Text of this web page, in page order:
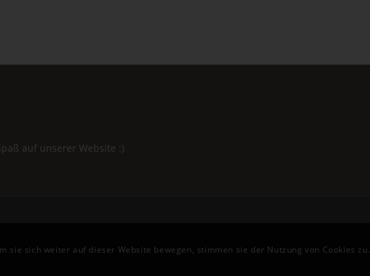
auf unserer Website :)
sie sich weiter auf dieser Website bewegen, stimmen sie der Nutzung von Cookies zu.